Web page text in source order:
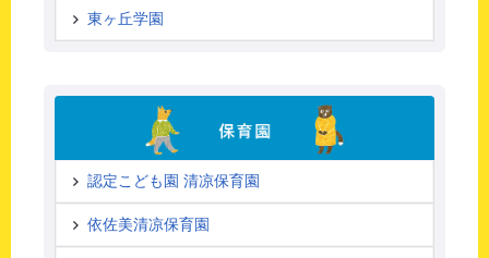
東ヶ丘学園
認定こども園 清凉保育園
依佐美清凉保育園